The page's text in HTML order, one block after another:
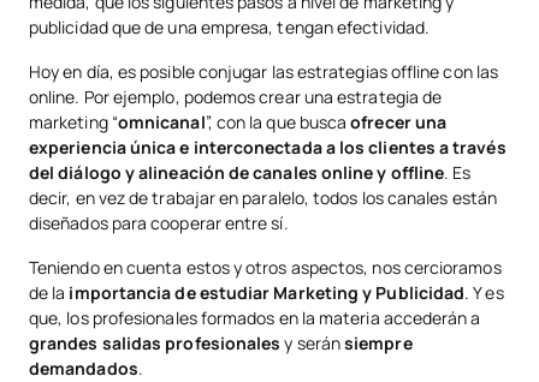
publicidad que de una empresa, tengan efectividad.
Hoy en día, es posible conjugar las estrategias offline con las
online. Por ejemplo, podemos crear una estrategia de
marketing “omnicanal”, con la que buscaofrecer una
experiencia única e interconectada a los clientes a través
del diálogo y alineación de canales online y offline. Es
decir, en vez de trabajar en paralelo, todos los canales están
diseñados para cooperar entre sí.
Teniendo en cuenta estos y otros aspectos, nos cercioramos
de la importancia de estudiar Marketing y Publicidad. Y es
que, los profesionales formados en la materia accederán a
grandes salidas profesionales y seránsiempre
demandados.